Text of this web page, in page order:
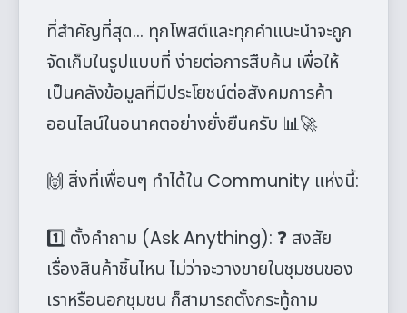
ที่สำคัญที่สุด... ทุกโพสต์และทุกคำแนะนำจะถูก
จัดเก็บในรูปแบบที่ ง่ายต่อการสืบค้น เพื่อให้
เป็นคลังข้อมูลที่มีประโยชน์ต่อสังคมการค้า
ออนไลน์ในอนาคตอย่างยั่งยืนครับ 📊🚀
🙌 สิ่งที่เพื่อนๆ ทำได้ใน Community แห่งนี้:
1️⃣ ตั้งคำถาม (Ask Anything): ❓ สงสัย
เรื่องสินค้าชิ้นไหน ไม่ว่าจะวางขายในชุมชนของ
เราหรือนอกชุมชน ก็สามารถตั้งกระทู้ถาม